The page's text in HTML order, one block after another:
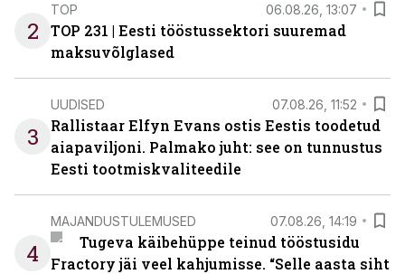
2
TOP 06.08.26, 13:07
TOP 231 | Eesti tööstussektori suuremad
maksuvõlglased
3
UUDISED 07.08.26, 11:52
Rallistaar Elfyn Evans ostis Eestis toodetud
aiapaviljoni. Palmako juht: see on tunnustus
Eesti tootmiskvaliteedile
4
MAJANDUSTULEMUSED 07.08.26, 14:19
Tugeva käibehüppe teinud tööstusidu
Fractory jäi veel kahjumisse. “Selle aasta siht